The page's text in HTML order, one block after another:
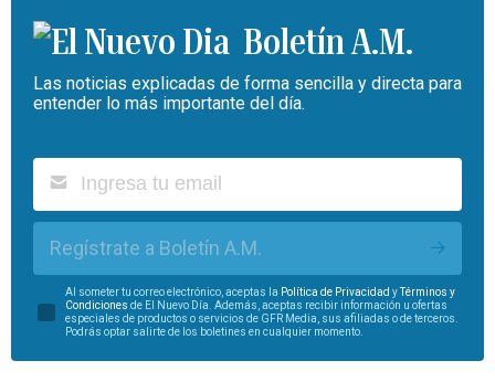
Boletín A.M.
Las noticias explicadas de forma sencilla y directa para
entender lo más importante del día.
Regístrate a Boletín A.M.
Al someter tu correo electrónico, aceptas la Política de Privacidad yTérminos y
Condiciones de El Nuevo Día. Además, aceptas recibir información u ofertas
especiales de productos o servicios de GFR Media, sus afiliadas o de terceros.
Podrás optar salirte de los boletines en cualquier momento.